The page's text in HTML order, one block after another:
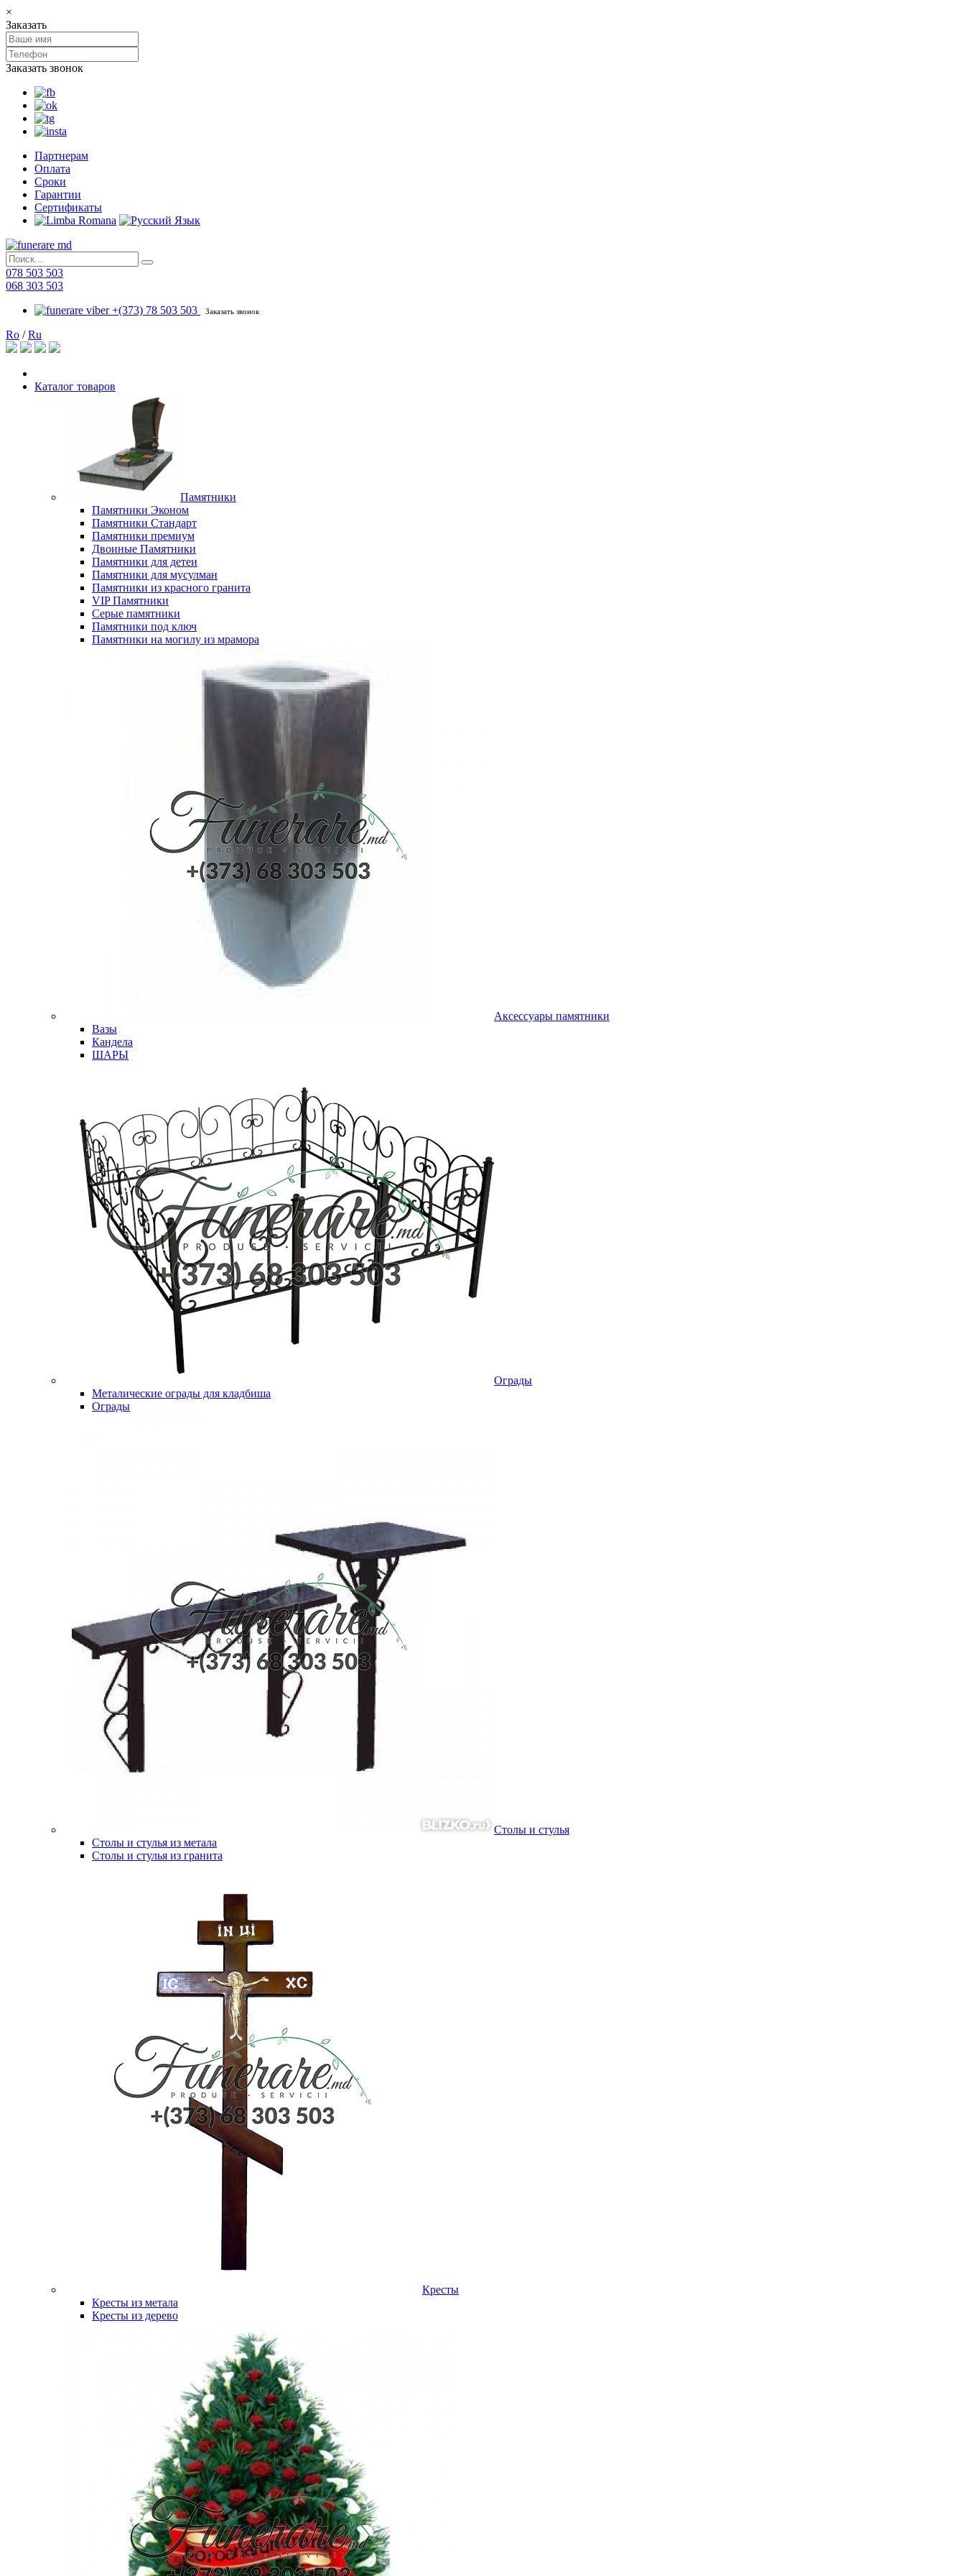
×
Заказать
Заказать звонок
Партнерам
Оплата
Сроки
Гарантии
Сертификаты
078 503 503
068 303 503
+(373) 78 503 503
Заказать звонок
Ro /Ru
Каталог товаров
Памятники
Памятники Эконом
Памятники Стандарт
Памятники премиум
Двоиные Памятники
Памятники для детеи
Памятники для мусулман
Памятники из красного гранита
VIP Памятники
Серые памятники
Памятники под ключ
Памятники на могилу из мрамора
Аксессуары памятники
Вазы
Кандела
ШАРЫ
Ограды
Металические ограды для кладбиша
Ограды
Столы и стулья
Столы и стулья из метала
Столы и стулья из гранита
Кресты
Кресты из метала
Кресты из дерево